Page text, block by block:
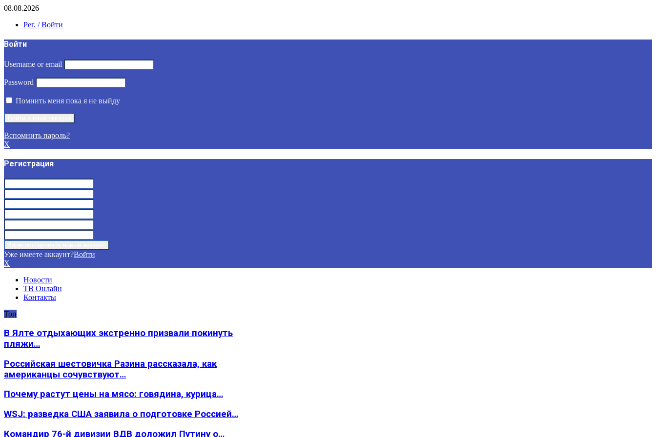
08.08.2026
Рег. / Войти
Войти
Username or email
Password
Помнить меня пока я не выйду
Вспомнить пароль?
X
Регистрация
Уже имеете аккаунт?Войти
X
Новости
ТВ Онлайн
Контакты
Топ
В Ялте отдыхающих экстренно призвали покинуть
пляжи…
Российская шестовичка Разина рассказала, как
американцы сочувствуют…
Почему растут цены на мясо: говядина, курица…
WSJ: разведка США заявила о подготовке Россией…
Командир 76-й дивизии ВДВ доложил Путину о…